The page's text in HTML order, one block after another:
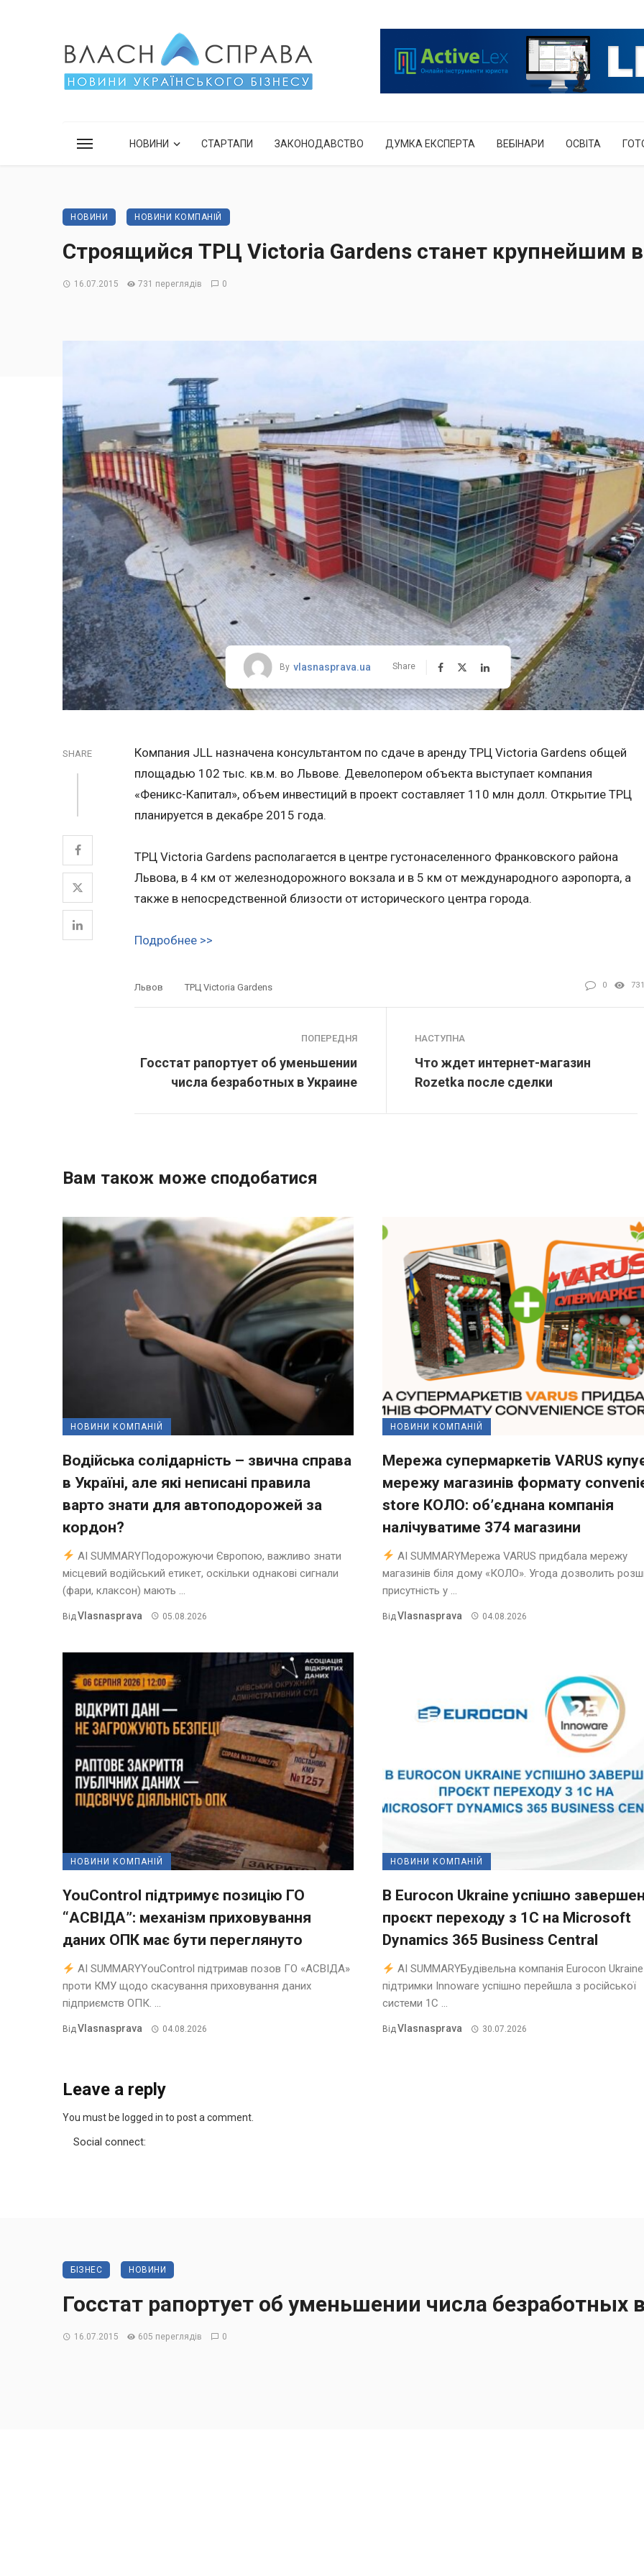
НОВИНИ СТАРТАПИ ЗАКОНОДАВСТВО ДУМКА ЕКСПЕРТА ВЕБІНАРИ ОСВІТА
НОВИНИ НОВИНИ КОМПАНІЙ
Строящийся ТРЦ Victoria Gardens станет крупнейшим
16.07.2015 731 переглядів 0
By vlasnasprava.ua Share
SHARE
Компания JLL назначена консультантом по сдаче в аренду ТРЦ Victoria Gardens общей
площадью 102 тыс. кв.м. во Львове. Девелопером объекта выступает компания
«Феникс-Капитал», объем инвестиций в проект составляет 110 млн долл. Открытие ТРЦ
планируется в декабре 2015 года.
ТРЦ Victoria Gardens располагается в центре густонаселенного Франковского района
Львова, в 4 км от железнодорожного вокзала и в 5 км от международного аэропорта, а
также в непосредственной близости от исторического центра города.
Подробнее >>
Львов ТРЦ Victoria Gardens 0 731
ПОПЕРЕДНЯ
Госстат рапортует об уменьшении
числа безработных в Украине
НАСТУПНА
Что ждет интернет-магазин
Rozetka после сделки
Вам також може сподобатися
НОВИНИ КОМПАНІЙ
Водійська солідарність – звична справа
в Україні, але які неписані правила
варто знати для автоподорожей за
кордон?
AI SUMMARYПодорожуючи Європою, важливо знати
місцевий водійський етикет, оскільки однакові сигнали
(фари, клаксон) мають ...
Від Vlasnasprava 05.08.2026
НОВИНИ КОМПАНІЙ
Мережа супермаркетів VARUS
мережу магазинів формату
store КОЛО: об’єднана компанія
налічуватиме 374 магазини
AI SUMMARYМережа VARUS придбала мережу
магазинів біля дому «КОЛО». Угода дозволить
присутність у ...
Від Vlasnasprava 04.08.2026
НОВИНИ КОМПАНІЙ
YouControl підтримує позицію ГО
“АСВІДА”: механізм приховування
даних ОПК має бути переглянуто
AI SUMMARYYouControl підтримав позов ГО «АСВІДА»
проти КМУ щодо скасування приховування даних
підприємств ОПК. ...
ВідVlasnasprava 04.08.2026
НОВИНИ КОМПАНІЙ
В Eurocon Ukraine успішно
проєкт переходу з 1С на Microsoft
Dynamics 365 Business Central
AI SUMMARYБудівельна компанія Eurocon
підтримки Innoware успішно перейшла з російської
системи 1С ...
ВідVlasnasprava 30.07.2026
Leave a reply
You must be logged in to post a comment.
Social connect:
БІЗНЕС НОВИНИ
Госстат рапортует об уменьшении числа безработных
16.07.2015 605 переглядів 0